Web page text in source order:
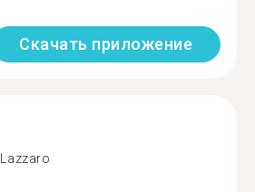
Скачать приложение